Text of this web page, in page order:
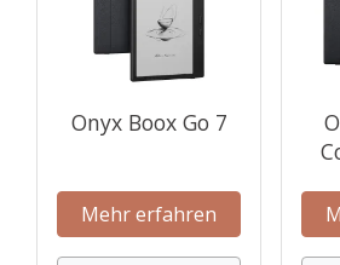
Onyx Boox Go 7
Mehr erfahren